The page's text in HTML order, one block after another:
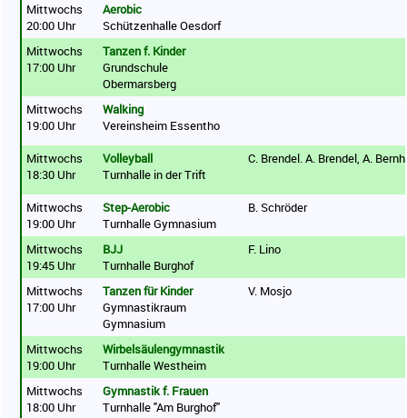
Mittwochs
20:00 Uhr
Aerobic
Schützenhalle Oesdorf
Mittwochs
17:00 Uhr
Tanzen f. Kinder
Grundschule
Obermarsberg
Mittwochs
19:00 Uhr
Walking
Vereinsheim Essentho
Mittwochs
18:30 Uhr
Volleyball
Turnhalle in der Trift
C. Brendel. A. Brendel, A.
Mittwochs
19:00 Uhr
Step-Aerobic
Turnhalle Gymnasium
B. Schröder
Mittwochs
19:45 Uhr
BJJ
Turnhalle Burghof
F. Lino
Mittwochs
17:00 Uhr
Tanzen für Kinder
Gymnastikraum
Gymnasium
V. Mosjo
Mittwochs
19:00 Uhr
Wirbelsäulengymnastik
Turnhalle Westheim
Mittwochs
18:00 Uhr
Gymnastik f. Frauen
Turnhalle "Am Burghof"